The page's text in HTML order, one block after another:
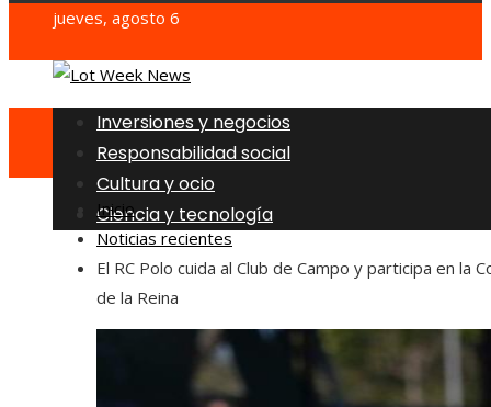
jueves, agosto 6
Inversiones y negocios
Responsabilidad social
Cultura y ocio
Ciencia y tecnología
Inicio
Noticias recientes
El RC Polo cuida al Club de Campo y participa en la
de la Reina